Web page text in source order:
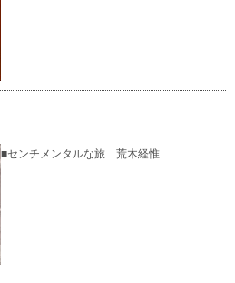
■センチメンタルな旅 荒木経惟